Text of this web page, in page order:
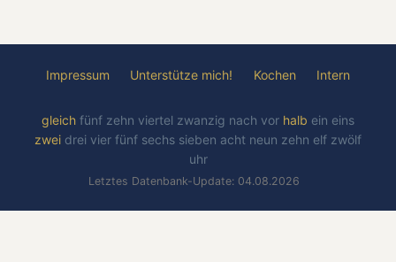
Impressum Unterstütze mich! Kochen Intern
gleich fünf zehn viertel zwanzig nach vor halb ein eins
zwei drei vier fünf sechs sieben acht neun zehn elf zwölf
uhr
Letztes Datenbank-Update: 04.08.2026